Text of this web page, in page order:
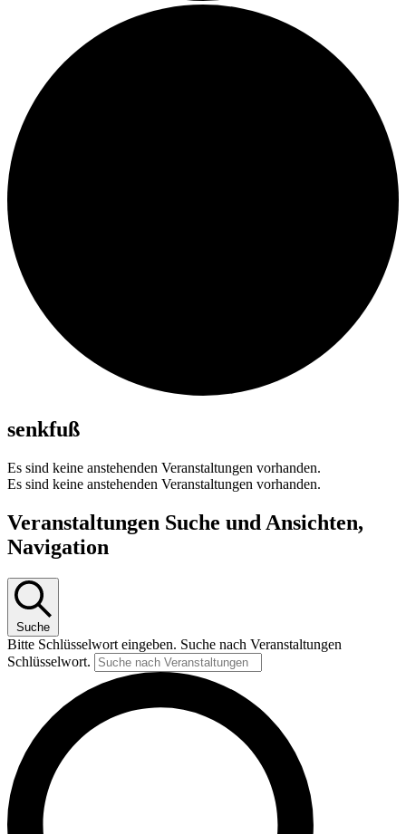
senkfuß
Es sind keine anstehenden Veranstaltungen vorhanden.
Es sind keine anstehenden Veranstaltungen vorhanden.
Veranstaltungen Suche und Ansichten,
Navigation
Suche
Bitte Schlüsselwort eingeben. Suche nach Veranstaltungen
Schlüsselwort.